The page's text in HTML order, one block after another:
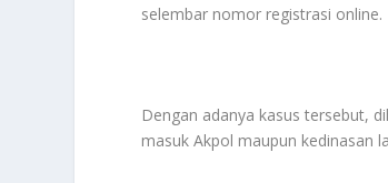
selembar nomor registrasi online.
Dengan adanya kasus tersebut,
masuk Akpol maupun kedinasan